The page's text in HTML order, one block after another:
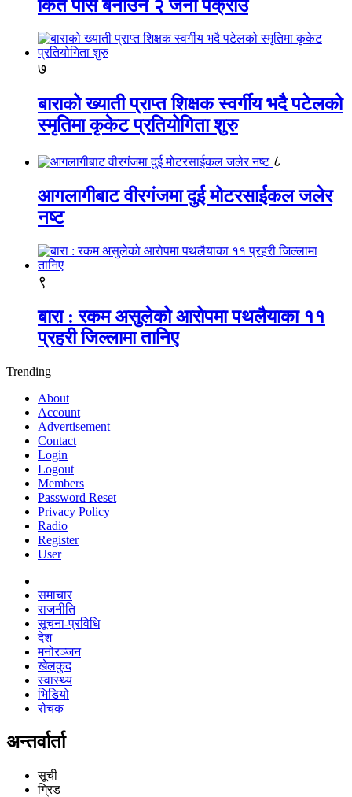
किर्ते पास बनाउने २ जना पक्राउ
७
बाराको ख्याती प्राप्त शिक्षक स्वर्गीय भदै पटेलको
स्मृतिमा कृकेट प्रतियोगिता शुरु
८
आगलागीबाट वीरगंजमा दुई मोटरसाईकल जलेर
नष्ट
९
बारा : रकम असुलेको आरोपमा पथलैयाका ११
प्रहरी जिल्लामा तानिए
Trending
About
Account
Advertisement
Contact
Login
Logout
Members
Password Reset
Privacy Policy
Radio
Register
User
समाचार
राजनीति
सूचना-प्रविधि
देश
मनोरञ्जन
खेलकुद
स्वास्थ्य
भिडियो
रोचक
अन्तर्वार्ता
सूची
ग्रिड